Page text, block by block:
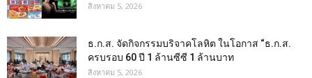
สิงหาคม 5, 2026
ธ.ก.ส. จัดกิจกรรมบริจาคโลหิต ในโอกาส “ธ.ก.ส.
ครบรอบ 60 ปี 1 ล้านซีซี 1 ล้านบาท
สิงหาคม 5, 2026